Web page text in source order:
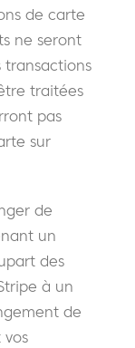
de carte
ne seront
transactions
traitées
pas
sur
de
un
des
à un
de